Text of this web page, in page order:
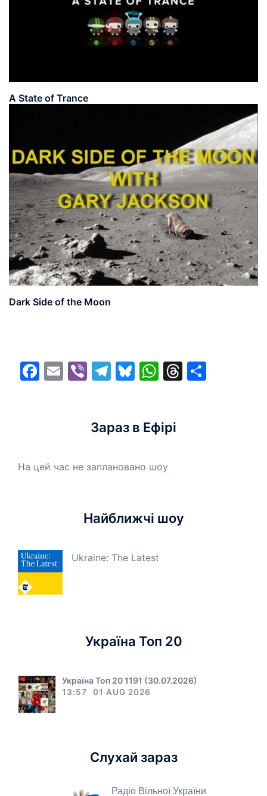
A State of Trance
Dark Side of the Moon
Facebook
EmailViberTelegram
Bluesky
WhatsApp
Threads
Зараз в Ефірі
На цей час не заплановано шоу
Найближчі шоу
Ukraine: The Latest
Україна Топ 20
Україна Топ 20 1191 (30.07.2026)
13:57 01 AUG 2026
Слухай зараз
Радіо Вільної України